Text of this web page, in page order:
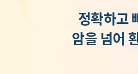
정확하고
암을 넘어